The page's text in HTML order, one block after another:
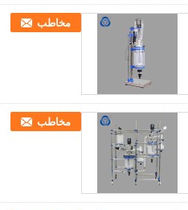
مخاطب
مخاطب